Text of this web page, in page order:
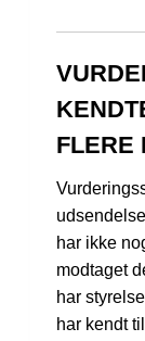
FLERE
har ikke
modtaget
har
har kendt